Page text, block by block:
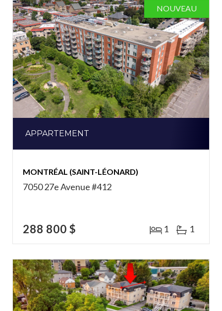
NOUVEAU
APPARTEMENT
MONTRÉAL (SAINT-LÉONARD)
7050 27e Avenue #412
288 800 $ 1 1